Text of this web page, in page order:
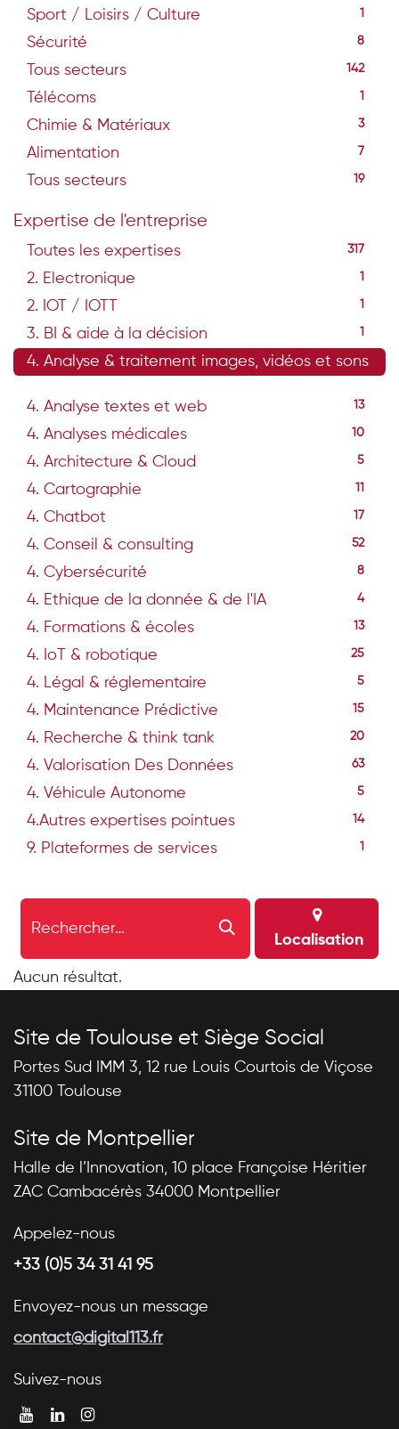
Sport / Loisirs / Culture 1
Sécurité 8
Tous secteurs 142
Télécoms 1
Chimie & Matériaux 3
Alimentation 7
Tous secteurs 19
Expertise de l'entreprise
Toutes les expertises 317
2. Electronique 1
2. IOT / IOTT 1
3. BI & aide à la décision 1
4. Analyse & traitement images, vidéos et sons
4. Analyse textes et web 13
4. Analyses médicales 10
4. Architecture & Cloud 5
4. Cartographie
4. Chatbot 17
4. Conseil & consulting 52
4. Cybersécurité 8
4. Ethique de la donnée & de l'IA 4
4. Formations & écoles 13
4. IoT & robotique 25
4. Légal & réglementaire 5
4. Maintenance Prédictive 15
4. Recherche & think tank 20
4. Valorisation Des Données 63
4. Véhicule Autonome 5
4.Autres expertises pointues 14
9. Plateformes de services
Localisation
Aucun résultat.
Site de Toulouse et Siège Social
Portes Sud IMM 3, 12 rue Louis Courtois de Viçose
31100 Toulouse
Site de Montpellier
Halle de l’Innovation, 10 place Françoise Héritier
ZAC Cambacérès 34000 Montpellier
Appelez-nous
+33 (0)5 34 31 41 95
Envoyez-nous un message
contact@digital113.fr
Suivez-nous